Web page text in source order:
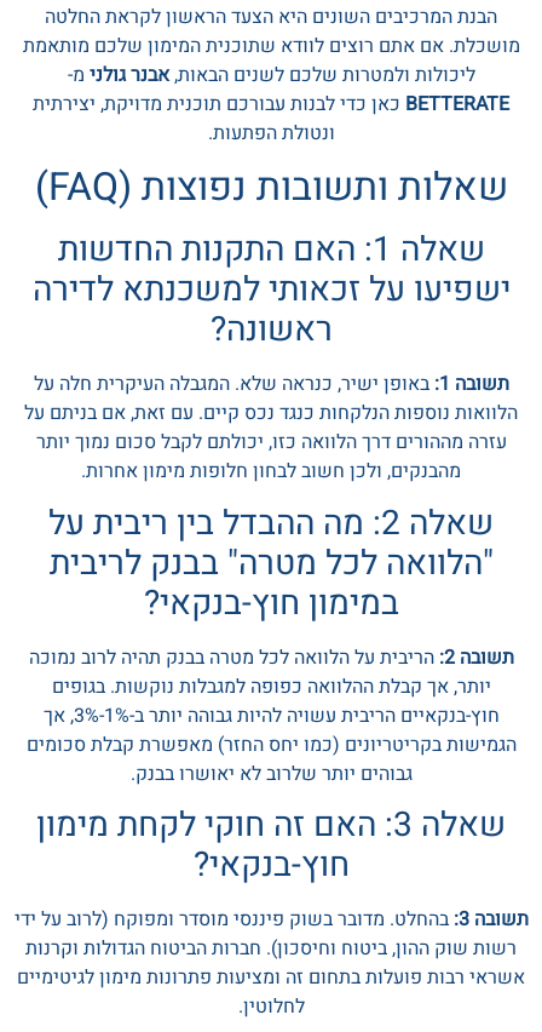
הבנת המרכיבים השונים היא הצעד הראשון לקראת החלטה
מושכלת. אם אתם רוצים לוודא שתוכנית המימון שלכם מותאמת
ליכולות ולמטרות שלכם לשנים הבאות,אבנר גולני מ-
BETTERATE כאן כדי לבנות עבורכם תוכנית מדויקת, יצירתית
ונטולת הפתעות.
שאלות ותשובות נפוצות (FAQ)
שאלה 1: האם התקנות החדשות
ישפיעו על זכאותי למשכנתא לדירה
ראשונה?
תשובה 1:
באופן ישיר, כנראה שלא. המגבלה העיקרית חלה על
הלוואות נוספות הנלקחות כנגד נכס קיים. עם זאת, אם בניתם על
עזרה מההורים דרך הלוואה כזו, יכולתם לקבל סכום נמוך יותר
מהבנקים, ולכן חשוב לבחון חלופות מימון אחרות.
שאלה 2: מה ההבדל בין ריבית על
"הלוואה לכל מטרה" בבנק לריבית
במימון חוץ-בנקאי?
תשובה 2:
הריבית על הלוואה לכל מטרה בבנק תהיה לרוב נמוכה
יותר, אך קבלת ההלוואה כפופה למגבלות נוקשות. בגופים
חוץ-בנקאיים הריבית עשויה להיות גבוהה יותר ב-1%-3%, אך
הגמישות בקריטריונים (כמו יחס החזר) מאפשרת קבלת סכומים
גבוהים יותר שלרוב לא יאושרו בבנק.
שאלה 3: האם זה חוקי לקחת מימון
חוץ-בנקאי?
תשובה 3:
בהחלט. מדובר בשוק פיננסי מוסדר ומפוקח (לרוב על ידי
רשות שוק ההון, ביטוח וחיסכון). חברות הביטוח הגדולות וקרנות
אשראי רבות פועלות בתחום זה ומציעות פתרונות מימון לגיטימיים
לחלוטין.